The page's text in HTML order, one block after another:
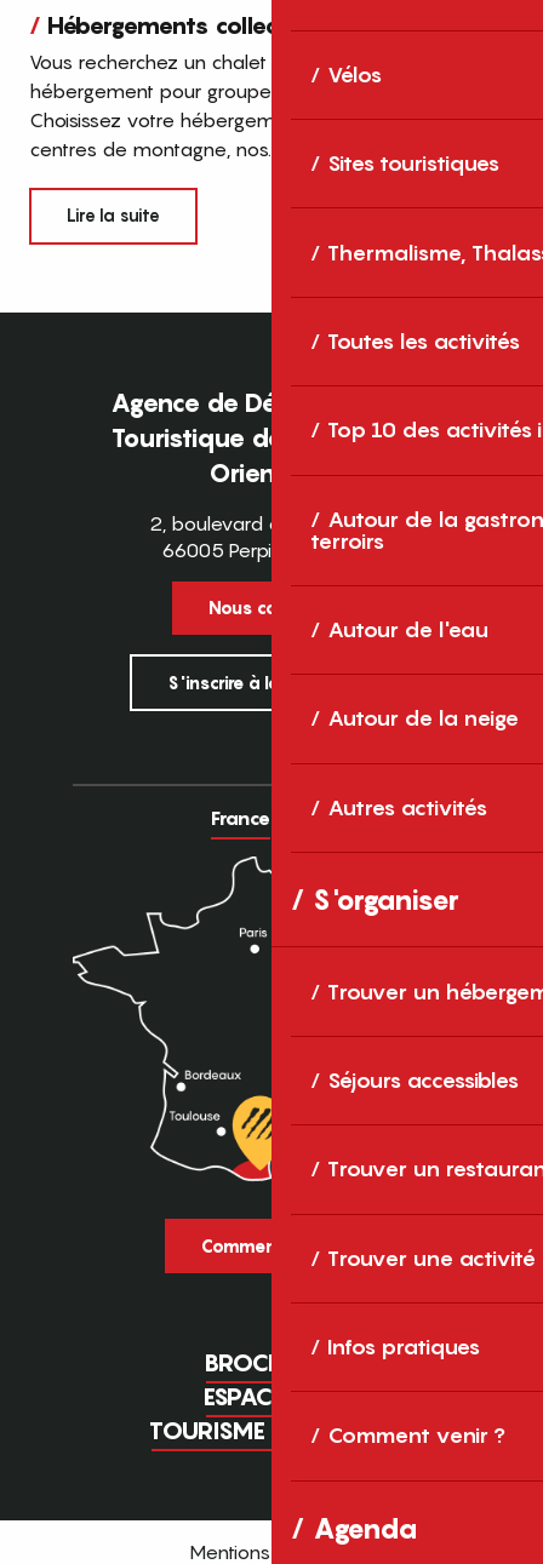
Vélos
Sites touristiques
Thermalisme,
Toutes les activités
Top 10 des activités
Autour de la
terroirs
Autour de l'eau
Autour de la neige
Autres activités
S'organiser
Trouver un
Séjours accessibles
Trouver un
Trouver une activité
Infos pratiques
Comment venir ?
Agenda
Hébergements collectifs
Vous recherchez un chalet dans les Pyrénées ou un
hébergement pour groupes, à grande capacité ?
Choisissez votre hébergement collectif parmi nos
centres de montagne, nos...
Lire la suite
Agence de Développement
Touristique des Pyrénées-
Orientales
2, boulevard des Pyrénées
66005 Perpignan Cedex
Nous contacter
S'inscrire à la newsletter
France Europe
Comment venir ?
BROCHURES
ESPACE PRO
TOURISME D'AFFAIRES
Mentions légales